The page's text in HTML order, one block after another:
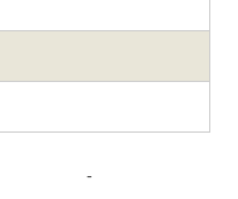
-